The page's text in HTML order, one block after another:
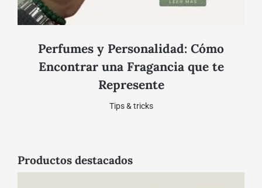
Perfumes y Personalidad: Cómo
Encontrar una Fragancia que te
Represente
Tips & tricks
Productos destacados